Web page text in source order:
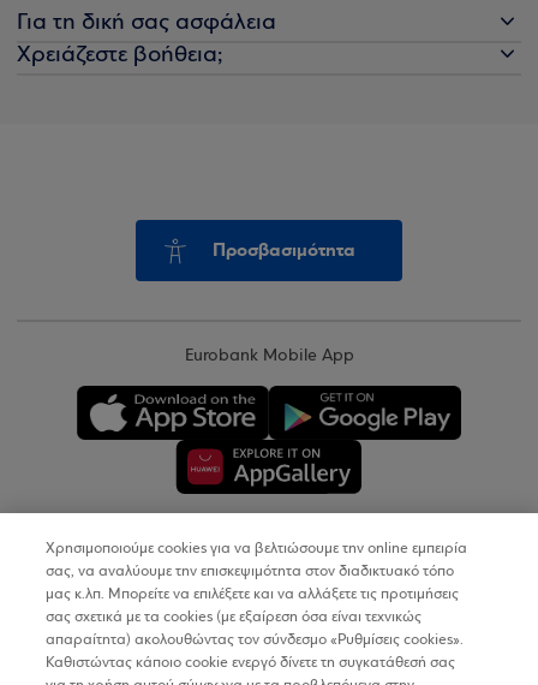
Για τη δική σας ασφάλεια
Χρειάζεστε βοήθεια;
Προσβασιμότητα
Eurobank Mobile App
Copyright © 2026
Όροι Χρήσης
Προσωπικά Δεδομένα στον Διαδικτυακό Τόπο
Χρησιμοποιούμε cookies για να βελτιώσουμε την online εμπειρία
σας, να αναλύουμε την επισκεψιμότητα στον διαδικτυακό τόπο
μας κ.λπ. Μπορείτε να επιλέξετε και να αλλάξετε τις προτιμήσεις
σας σχετικά με τα cookies (με εξαίρεση όσα είναι τεχνικώς
απαραίτητα) ακολουθώντας τον σύνδεσμο «Ρυθμίσεις cookies».
Καθιστώντας κάποιο cookie ενεργό δίνετε τη συγκατάθεσή σας